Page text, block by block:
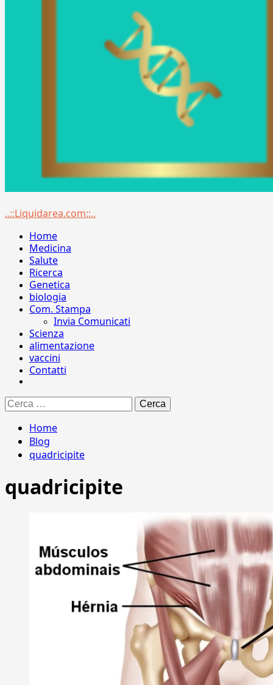
Menu
..::Liquidarea.com::..
Home
Medicina
Salute
Ricerca
Genetica
biologia
Com. Stampa
Invia Comunicati
Scienza
alimentazione
vaccini
Contatti
Ricerca
per:
Home
Blog
quadricipite
quadricipite